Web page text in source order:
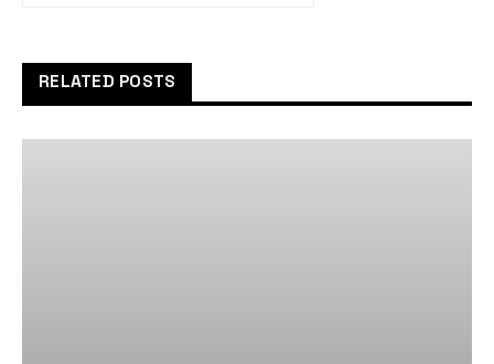
RELATED POSTS